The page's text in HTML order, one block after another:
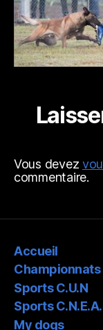
Vous devez
commentaire.
Accueil
Championnats
Sports C.U.N
Sports
My dogs